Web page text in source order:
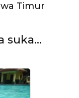
Timur
suka...